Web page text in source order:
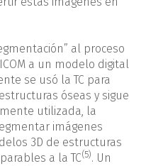
al proceso
a un modelo digital
se usó la TC para
óseas y sigue
utilizada, la
imágenes
3D de estructuras
a la TC(5). Un